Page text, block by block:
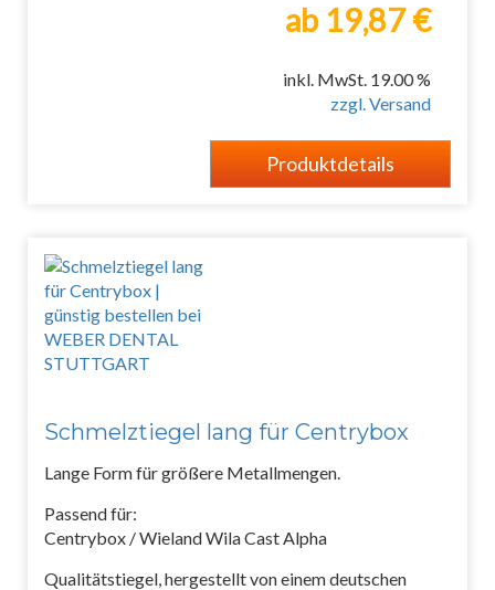
ab 19,87 €
inkl. MwSt. 19.00 %
zzgl. Versand
Produktdetails
Schmelztiegel lang für Centrybox
Lange Form für größere Metallmengen.
Passend für:
Centrybox / Wieland Wila Cast Alpha
Qualitätstiegel, hergestellt von einem deutschen